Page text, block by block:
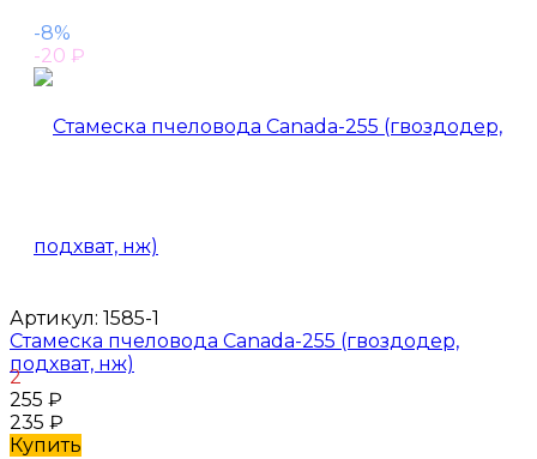
-8%
-20 ₽
Артикул: 1585-1
Стамеска пчеловода Canada-255 (гвоздодер,
подхват, нж)
2
255 ₽
235 ₽
Купить